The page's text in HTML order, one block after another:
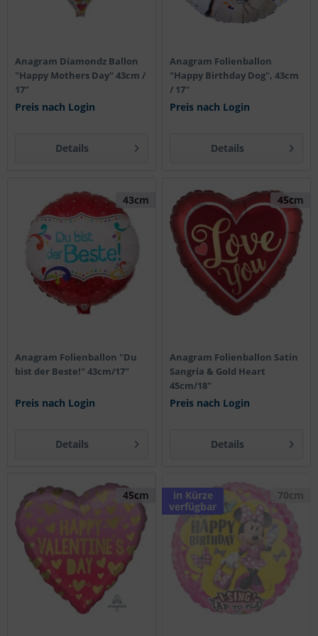
Anagram Diamondz Ballon
"Happy Mothers Day" 43cm /
17"
Preis nach Login
Details
Anagram Folienballon
"Happy Birthday Dog", 43cm
/ 17''
Preis nach Login
Details
43cm
Anagram Folienballon "Du
bist der Beste!" 43cm/17"
Preis nach Login
Details
45cm
Anagram Folienballon Satin
Sangria & Gold Heart
45cm/18"
Preis nach Login
Details
45cm
in Kürze
verfügbar
70cm